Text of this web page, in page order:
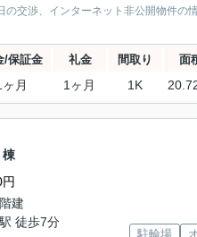
交渉、インターネット非公開物件の
/保証金 礼金 間取り 面
ヶ月 1ヶ月 1K
棟
建
駅 徒歩7分
駐輪場